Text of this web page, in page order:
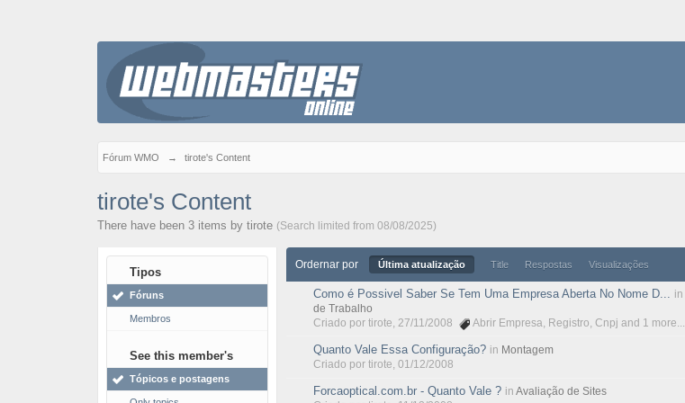
Fórum WMO → tirote's Content
tirote's Content
There have been 3 items by tirote (Search limited from 08/08/2025)
Tipos
Fóruns
Membros
See this member's
Tópicos e postagens
Ordernar por Última atualização Title Respostas Visualizações
Como é Possivel Saber Se Tem Uma Empresa Aberta No Nome D... in
de Trabalho
Criado por tirote, 27/11/2008 Abrir Empresa, Registro, Cnpj and 1 more...
Quanto Vale Essa Configuração? in Montagem
Criado por tirote, 01/12/2008
Forcaoptical.com.br - Quanto Vale ? in Avaliação de Sites